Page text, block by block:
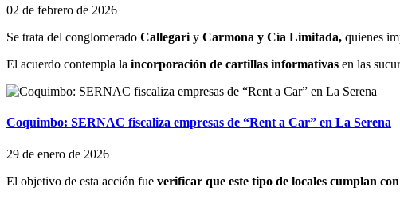
02 de febrero de 2026
Se trata del conglomerado Callegari y Carmona y Cía Limitada, quienes
El acuerdo contempla la incorporación de cartillas informativas en las
Coquimbo: SERNAC fiscaliza empresas de “Rent a Car” en La Serena
29 de enero de 2026
El objetivo de esta acción fue verificar que este tipo de locales cumplan